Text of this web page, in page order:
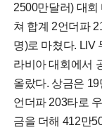
2500만달러) 대
쳐 합계 2언더파
명)로 마쳤다. LIV
라비아 대회에서
올랐다. 상금은
언더파 203타로
금을 더해 412만